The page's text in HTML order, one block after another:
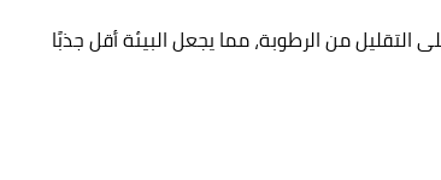
التقليل من الرطوبة، مما يجعل البيئة أقل جذبًا